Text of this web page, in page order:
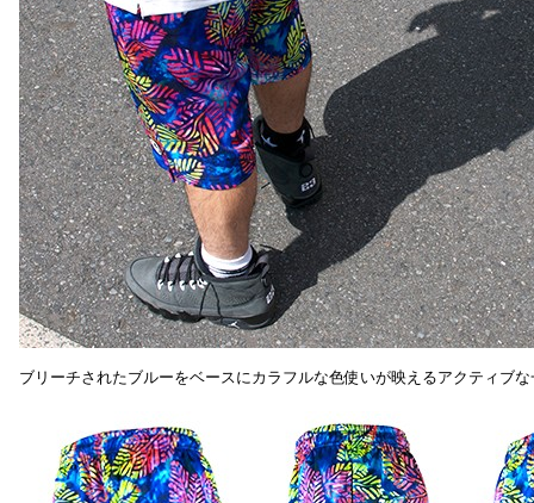
ブリーチされたブルーをベースにカラフルな色使いが映えるアクティブ